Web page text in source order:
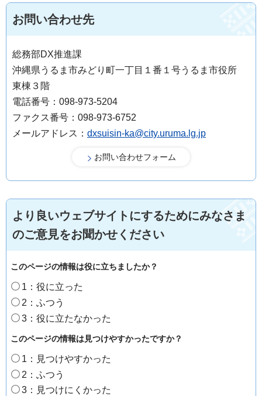
お問い合わせ先
総務部DX推進課
沖縄県うるま市みどり町一丁目１番１号うるま市役所
東棟３階
電話番号：098-973-5204
ファクス番号：098-973-6752
メールアドレス： dxsuisin-ka@city.uruma.lg.jp
より良いウェブサイトにするためにみなさま
のご意見をお聞かせください
このページの情報は役に立ちましたか？
1：役に立った
2：ふつう
3：役に立たなかった
このページの情報は見つけやすかったですか？
1：見つけやすかった
2：ふつう
3：見つけにくかった